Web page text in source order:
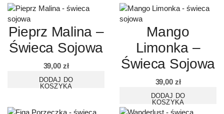
Pieprz Malina –
Świeca Sojowa
39,00 zł
DODAJ DO
KOSZYKA
Mango
Limonka –
Świeca Sojowa
39,00 zł
DODAJ DO
KOSZYKA